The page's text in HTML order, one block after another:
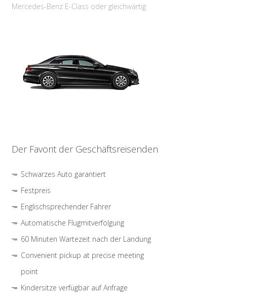
Mercedes-Benz E-Class oder gleichwärtig
Der Favorit der Geschäftsreisenden
Schwarzes Auto garantiert
Festpreis
Englischsprechender Fahrer
Automatische Flugmitverfolgung
60 Minuten Wartezeit nach der Landung
Convenient pickup at precise meeting
point
Kindersitze verfügbar auf Anfrage